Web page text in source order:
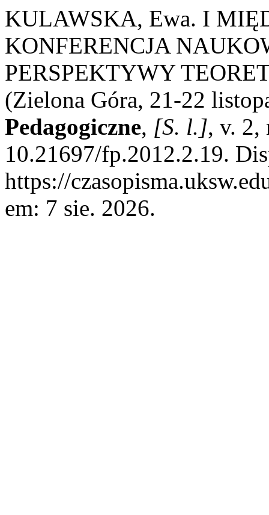
KULAWSKA, Ewa. I
KONFERENCJA
PERSPEKTYWY
(Zielona Góra, 21-22
Pedagogiczne, [S. l.], v. 2,
10.21697/fp.2012.2.19.
https://
em: 7 sie. 2026.